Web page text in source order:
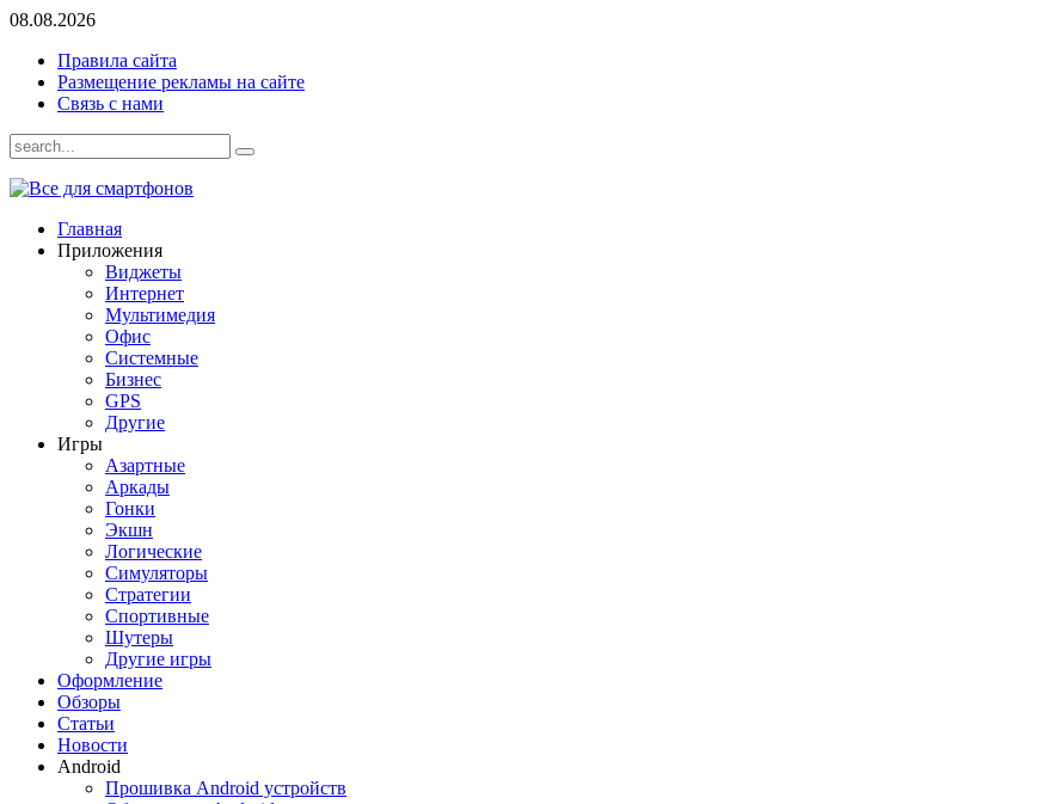
08.08.2026
Правила сайта
Размещение рекламы на сайте
Связь с нами
Главная
Приложения
Виджеты
Интернет
Мультимедия
Офис
Системные
Бизнес
GPS
Другие
Игры
Азартные
Аркады
Гонки
Экшн
Логические
Симуляторы
Стратегии
Спортивные
Шутеры
Другие игры
Оформление
Обзоры
Статьи
Новости
Android
Прошивка Android устройств